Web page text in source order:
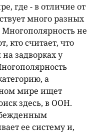
где - в отличие от
много разных
Многополярность не
кто считает, что
задворках у
а
мире ищет
здесь, в ООН.
ее систему и,